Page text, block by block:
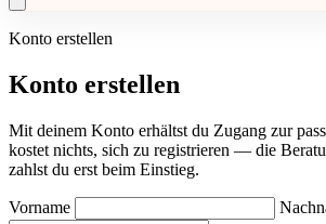
Konto erstellen
Konto erstellen
Mit deinem Konto erhältst du Zugang zur
kostet nichts, sich zu registrieren — die
zahlst du erst beim Einstieg.
Vorname